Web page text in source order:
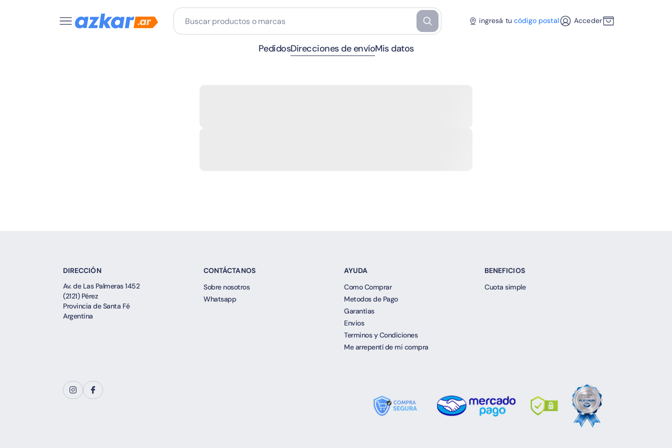
ingresá tucódigo postal Acceder
PedidosDirecciones de envíoMis datos
DIRECCIÓN
Av. de Las Palmeras 1452
(2121) Pérez
Provincia de Santa Fé
Argentina
CONTÁCTANOS
Sobre nosotros
Whatsapp
AYUDA
Como Comprar
Metodos de Pago
Garantias
Envios
Terminos y Condiciones
Me arrepentí de mi compra
BENEFICIOS
Cuota simple